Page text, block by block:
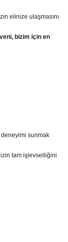
elinize ulaşmasını
bizim için en
deneyimi sunmak
tam işlevselliğini